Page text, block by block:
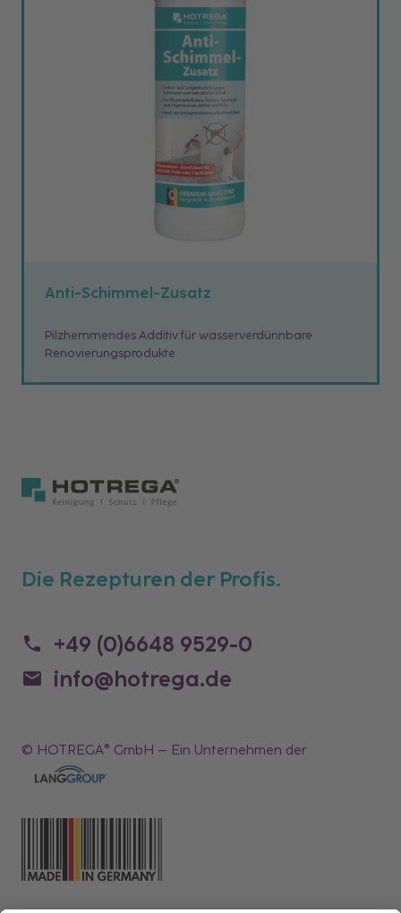
Anti-Schimmel-Zusatz
Pilzhemmendes Additiv für wasserverdünnbare
Renovierungsprodukte
Die Rezepturen der Profis.
+49 (0)6648 9529-0
info@hotrega.de
© HOTREGA® GmbH – Ein Unternehmen der